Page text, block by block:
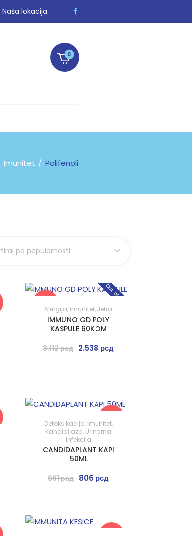
Naša lokacija
0
Imunitet Polifenoli
Out of stock
-18%
Alergija, Imunitet, Jetra
IMMUNO GD POLY
KASPULE 60KOM
3.112рсд 2.538 рсд
-16%
Detoksikacija, Imunitet,
Kandidijaza, Urinarna
Infekcija
CANDIDAPLANT KAPI
50ML
961рсд 806 рсд